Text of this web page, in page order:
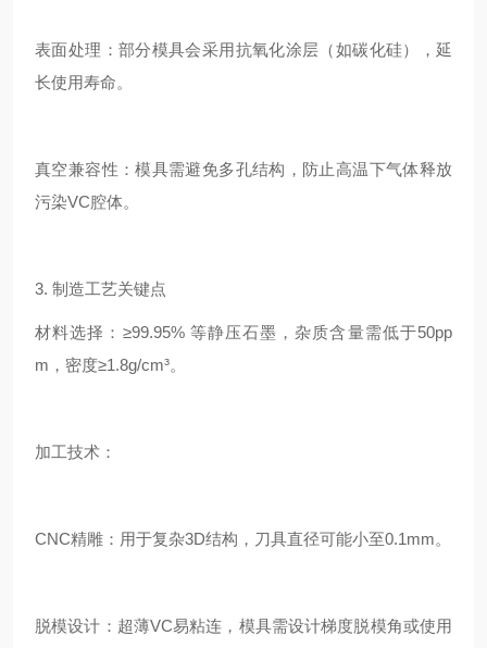
表面处理：部分模具会采用抗氧化涂层（如碳化硅），延
长使用寿命。
真空兼容性：模具需避免多孔结构，防止高温下气体释放
污染VC腔体。
3. 制造工艺关键点
材料选择：≥99.95% 等静压石墨，杂质含量需低于50pp
m，密度≥1.8g/cm³。
加工技术：
CNC精雕：用于复杂3D结构，刀具直径可能小至0.1mm。
脱模设计：超薄VC易粘连，模具需设计梯度脱模角或使用